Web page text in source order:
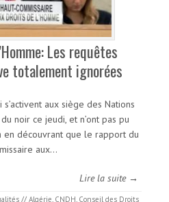
Les requêtes
totalement ignorées
aux siège des Nations
noir ce jeudi, et n’ont pas pu
découvrant que le rapport du
aux…
Lire la suite →
// Algérie, CNDH, Conseil des Droits